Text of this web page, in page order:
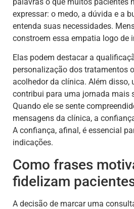
expressar: o medo, a dúvida e a
entenda suas necessidades.
constroem essa empatia logo de
Elas podem destacar a
personalização dos tratamentos
acolhedor da clínica. Além disso,
contribui para uma jornada mais
Quando ele se sente
mensagens da clínica, a
A confiança, afinal, é essencial
indicações.
Como frases
fidelizam
A decisão de marcar uma